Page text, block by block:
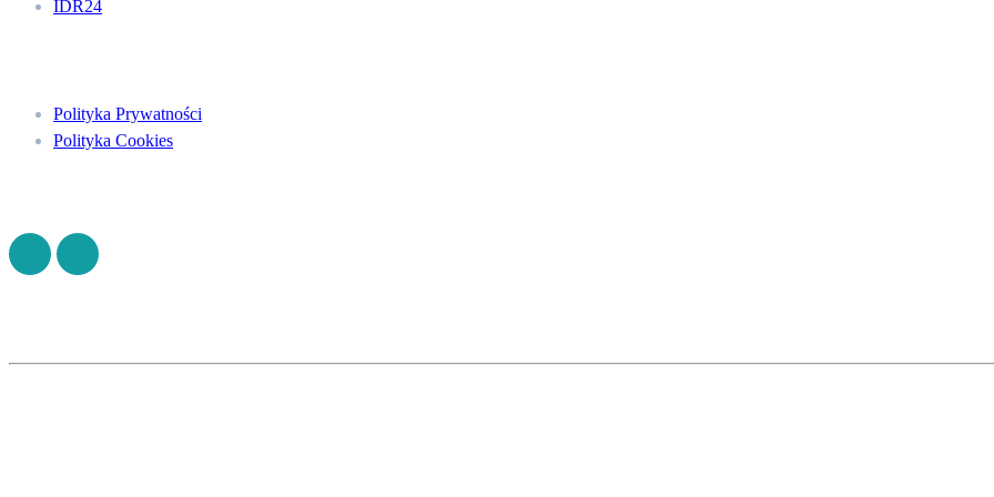
IDR24
Polityka Prywatności
Polityka Cookies